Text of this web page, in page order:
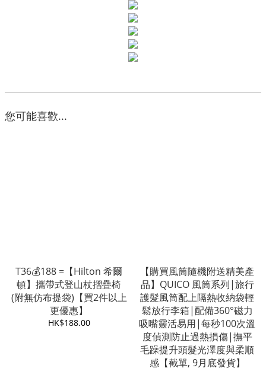
您可能喜歡...
T36💰188 =【Hilton 希爾
頓】攜帶式登山杖摺疊椅
(附無仿布提袋)【買2件以上
更優惠】
HK$188.00
【購買風筒隨機附送精美產
品】QUICO 風筒系列|旅行
護髮風筒配上隔熱收納袋輕
鬆放行李箱|配備360°磁力
吸嘴靈活易用|每秒100次溫
度偵測防止過熱損傷|撫平
毛躁提升頭髮光澤度與柔順
感【截單, 9月底發貨】